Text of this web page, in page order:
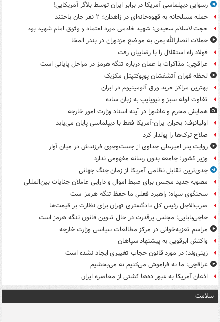
رسوایی دیپلماسی آمریکا در برابر ایران توسط بلاگر آمریکایی!
حمله مسلحانه به قهوه‌خانه‌ای در زاهدان؛ ۲ نفر جان باختند
حجت‌الاسلام سعیدی: شهید خادمی مورد اعتماد و وثوق امام شهید بود
حملات انصارالله یمن به مواضع مزدوران در بندر المخا
فولاد راه استقلال را با رضاییان رفت
عراقچی: مذاکرات با عمان درباره تنگه هرمز در مراحل پایانی است
لحظه فوران آتشفشان پوپوکتپتل مکزیک
بهترین مراکز خرید ورق آلومینیوم در ایران
تفاوت لوله سبز و نیوپایپ به زبان ساده
همایش محرم و عاشورا در آینه اسناد وزارت امور خارجه
اولیانوف: بحران ایران-آمریکا فقط با دیپلماسی پایان می‌یابد
صلاح ترک‌ها را پولدار کرد
روایت پدر امیرعلی جداوی از جست‌وجوی فرزندش در میان آوار
وزیر کشور: جامعه بدون رسانه مفهومی ندارد
جدی‌ترین تقابل نظامی آمریکا از زمان جنگ جهانی
مصوبه جدید مجلس برای ضبط اموال و دارایی عاملان جنایات بین‌المللی
سخنگوی سپاه: راهبرد فعلی ما حفظ تنگه هرمز است
ضرب‌الاجل رئیس کل دادگستری تهران برای نظارت بر قیمت‌ها
حاجی‌بابایی: مجلس پرقدرت در حال تدوین قانون تنگه هرمز است
مراسم تعزیه‌خوانی در مرکز مطالعات سیاسی وزارت خارجه
واکنش ابرقویی به پیشنهاد سپاهان
زینی‌وند: در مورد قانون حجاب تغییری ایجاد نشده است
عراقچی: ما نه فراموش می‌کنیم نه می‌بخشیم
اذعان آمریکا به عبور ده‌ها کشتی از محاصره ایران
سلامت